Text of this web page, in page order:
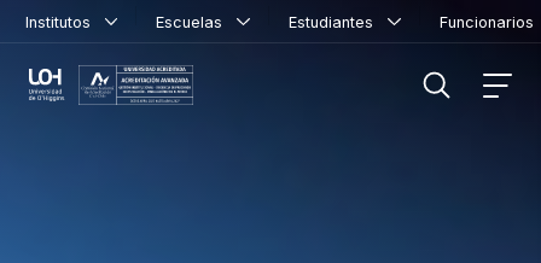
Institutos Escuelas Estudiantes